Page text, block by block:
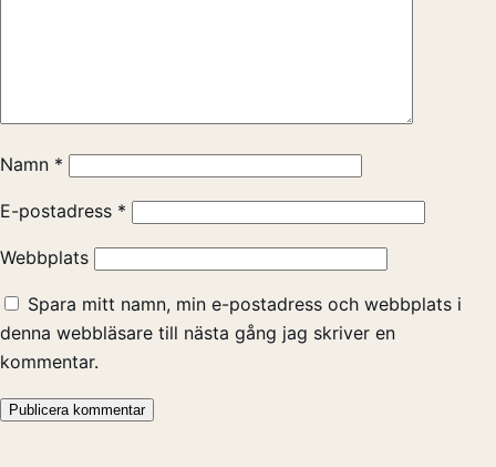
Namn *
E-postadress *
Webbplats
Spara mitt namn, min e-postadress och webbplats i
denna webbläsare till nästa gång jag skriver en
kommentar.